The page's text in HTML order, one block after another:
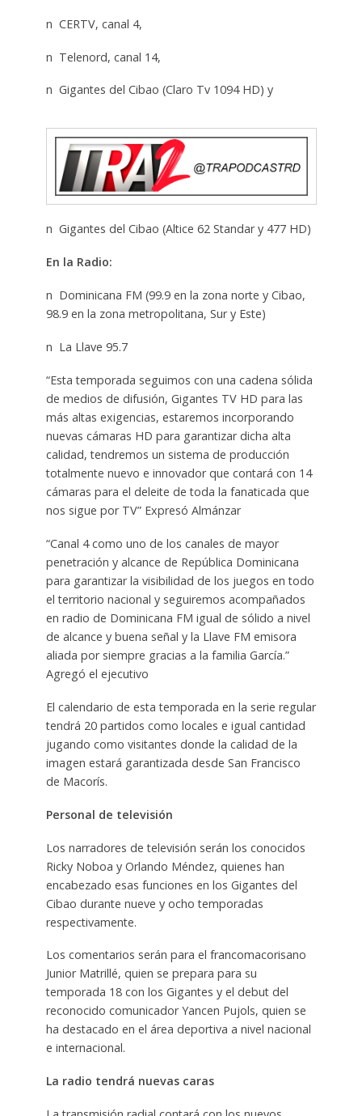
n CERTV, canal 4,
n Telenord, canal 14,
n Gigantes del Cibao (Claro Tv 1094 HD) y
n Gigantes del Cibao (Altice 62 Standar y 477 HD)
En la Radio:
n Dominicana FM (99.9 en la zona norte y Cibao,
98.9 en la zona metropolitana, Sur y Este)
n La Llave 95.7
“Esta temporada seguimos con una cadena sólida
de medios de difusión, Gigantes TV HD para las
más altas exigencias, estaremos incorporando
nuevas cámaras HD para garantizar dicha alta
calidad, tendremos un sistema de producción
totalmente nuevo e innovador que contará con 14
cámaras para el deleite de toda la fanaticada que
nos sigue por TV” Expresó Almánzar
“Canal 4 como uno de los canales de mayor
penetración y alcance de República Dominicana
para garantizar la visibilidad de los juegos en todo
el territorio nacional y seguiremos acompañados
en radio de Dominicana FM igual de sólido a nivel
de alcance y buena señal y la Llave FM emisora
aliada por siempre gracias a la familia García.”
Agregó el ejecutivo
El calendario de esta temporada en la serie regular
tendrá 20 partidos como locales e igual cantidad
jugando como visitantes donde la calidad de la
imagen estará garantizada desde San Francisco
de Macorís.
Personal de televisión
Los narradores de televisión serán los conocidos
Ricky Noboa y Orlando Méndez, quienes han
encabezado esas funciones en los Gigantes del
Cibao durante nueve y ocho temporadas
respectivamente.
Los comentarios serán para el francomacorisano
Junior Matrillé, quien se prepara para su
temporada 18 con los Gigantes y el debut del
reconocido comunicador Yancen Pujols, quien se
ha destacado en el área deportiva a nivel nacional
e internacional.
La radio tendrá nuevas caras